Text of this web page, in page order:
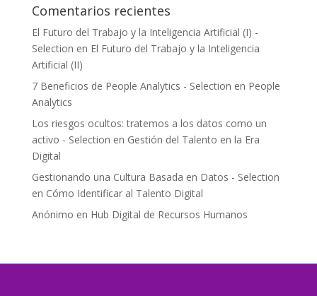
Comentarios recientes
El Futuro del Trabajo y la Inteligencia Artificial (I) -
Selection en El Futuro del Trabajo y la Inteligencia
Artificial (II)
7 Beneficios de People Analytics - Selection en People
Analytics
Los riesgos ocultos: tratemos a los datos como un
activo - Selection en Gestión del Talento en la Era
Digital
Gestionando una Cultura Basada en Datos - Selection
en Cómo Identificar al Talento Digital
Anónimo en Hub Digital de Recursos Humanos